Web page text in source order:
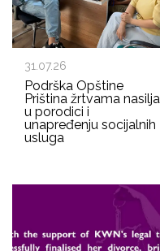
31.07.26
Podrška Opštine
Priština žrtvama nasilja
u porodici i
unapređenju socijalnih
usluga